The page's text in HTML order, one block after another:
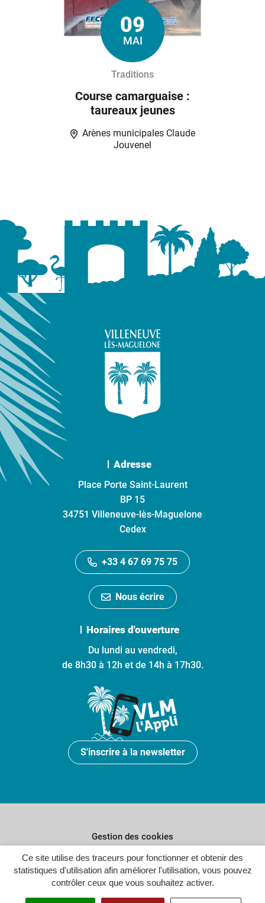
Ce site utilise des traceurs pour fonctionner et obtenir des
statistiques d'utilisation afin améliorer l'utilisation, vous pouvez
contrôler ceux que vous souhaitez activer.
Le
09
MAI
Traditions
Course camarguaise :
taureaux jeunes
Arènes municipales Claude
Jouvenel
Adresse
Place Porte Saint-Laurent
BP 15
34751 Villeneuve-lès-Maguelone
Cedex
+33 4 67 69 75 75
Nous écrire
Horaires d'ouverture
Du lundi au vendredi,
de 8h30 à 12h et de 14h à 17h30.
S'inscrire à la newsletter
Gestion des cookies
Plan du site
Politique de confidentialité
Crédits